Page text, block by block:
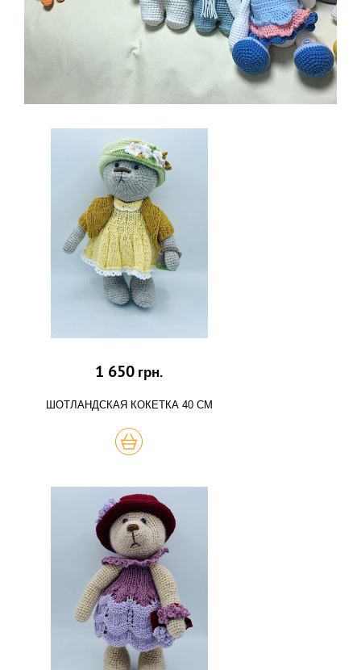
1 650 грн.
ШОТЛАНДСКАЯ КОКЕТКА 40 СМ
КУПИТЬ